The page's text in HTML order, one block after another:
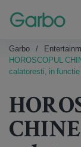
Garbo
HOROSCOPUL
calatoresti, in